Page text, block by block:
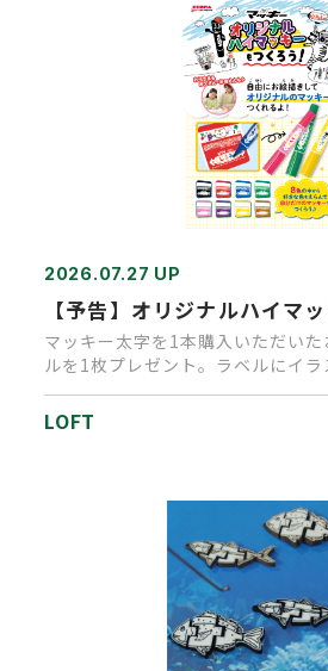
2026.07.27 UP
【予告】オリジナルハイマ
マッキー太字を1本購入いただい
ルを1枚プレゼント。ラベルにイ
LOFT